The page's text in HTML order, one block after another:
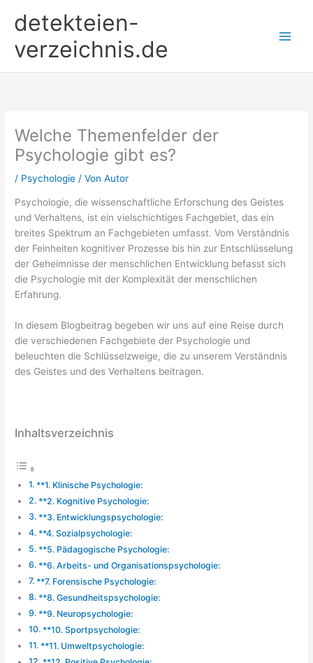
Inhaltdetekteien-
verzeichnis.de
Welche Themenfelder der
Psychologie gibt es?
/ Psychologie / VonAutor
Psychologie, die wissenschaftliche Erforschung des Geistes
und Verhaltens, ist ein vielschichtiges Fachgebiet, das ein
breites Spektrum an Fachgebieten umfasst. Vom Verständnis
der Feinheiten kognitiver Prozesse bis hin zur Entschlüsselung
der Geheimnisse der menschlichen Entwicklung befasst sich
die Psychologie mit der Komplexität der menschlichen
Erfahrung.
In diesem Blogbeitrag begeben wir uns auf eine Reise durch
die verschiedenen Fachgebiete der Psychologie und
beleuchten die Schlüsselzweige, die zu unserem Verständnis
des Geistes und des Verhaltens beitragen.
Inhaltsverzeichnis
**1. Klinische Psychologie:
**2. Kognitive Psychologie:
**3. Entwicklungspsychologie:
**4. Sozialpsychologie:
**5. Pädagogische Psychologie:
**6. Arbeits- und Organisationspsychologie:
**7. Forensische Psychologie:
**8. Gesundheitspsychologie:
**9. Neuropsychologie:
**10. Sportpsychologie:
**11. Umweltpsychologie: